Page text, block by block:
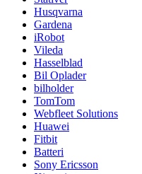
Husqvarna
Gardena
iRobot
Vileda
Hasselblad
Bil Oplader
bilholder
TomTom
Webfleet Solutions
Huawei
Fitbit
Batteri
Sony Ericsson